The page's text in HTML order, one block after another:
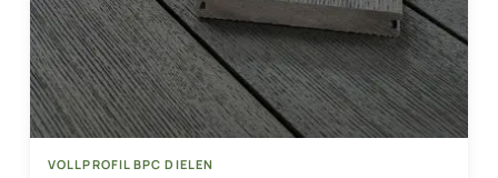
VOLLPROFIL BPC DIELEN